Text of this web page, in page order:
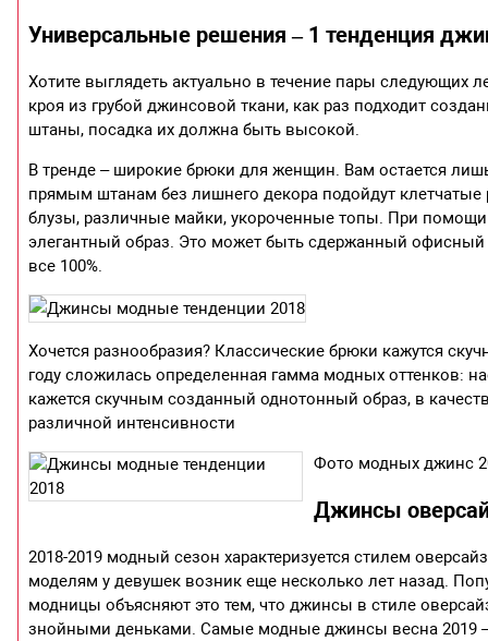
Универсальные решения – 1 тенденция
Хотите выглядеть актуально в течение пары
кроя из грубой джинсовой ткани, как раз подходит
штаны, посадка их должна быть высокой.
В тренде – широкие брюки для женщин. Вам остается
прямым штанам без лишнего декора подойдут
блузы, различные майки, укороченные топы. При
элегантный образ. Это может быть сдержанный
все 100%.
Хочется разнообразия? Классические брюки кажутся
году сложилась определенная гамма модных
кажется скучным созданный однотонный образ, в
различной интенсивности
Фото модных джинс
Джинсы
2018-2019 модный сезон характеризуется стилем
моделям у девушек возник еще несколько лет назад.
модницы объясняют это тем, что джинсы в стиле
знойными деньками. Самые модные джинсы весна 2019